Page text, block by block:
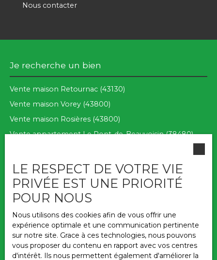
Nous contacter
Je recherche un bien
Vente maison Retournac (43130)
Vente maison Vorey (43800)
Vente maison Rosières (43800)
Vente appartement Le Pont-de-Beauvoisin (38480)
Vente maison Sainte-Sigolène (43600)
Estimez votre bien
Nous contacter
LE RESPECT DE VOTRE VIE
PRIVÉE EST UNE PRIORITÉ
POUR NOUS
Nous utilisons des cookies afin de vous offrir une
expérience optimale et une communication pertinente
sur notre site. Grace à ces technologies, nous pouvons
vous proposer du contenu en rapport avec vos centres
d'intérêt. Ils nous permettent également d'améliorer la